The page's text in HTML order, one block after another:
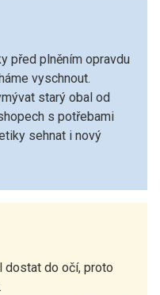
před plněním opravdu
vyschnout.
starý obal od
s potřebami
sehnat i nový
dostat do očí, proto